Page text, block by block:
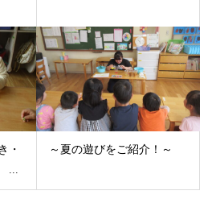
・
...
～夏の遊びをご紹介！～